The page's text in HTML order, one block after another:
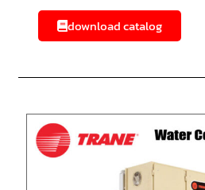
download catalog